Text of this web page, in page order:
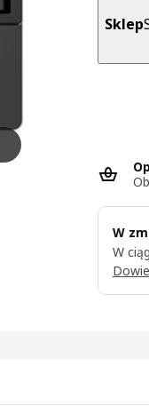
Sklep
W
W